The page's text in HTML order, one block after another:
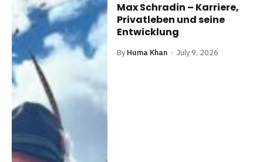
Max Schradin – Karriere,
Privatleben und seine
Entwicklung
By Huma Khan July 9, 2026